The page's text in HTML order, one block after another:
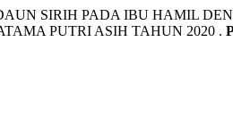
SIRIH PADA IBU HAMIL
PUTRI ASIH TAHUN 2020 .